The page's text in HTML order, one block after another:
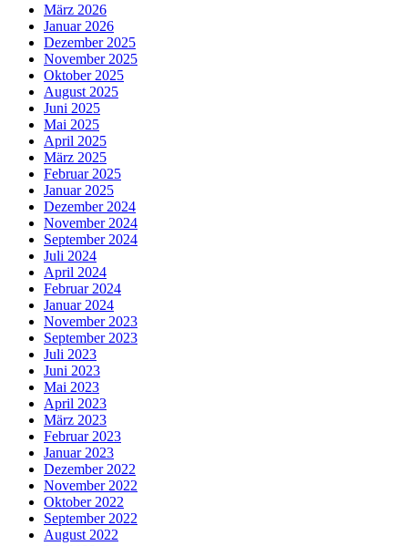
März 2026
Januar 2026
Dezember 2025
November 2025
Oktober 2025
August 2025
Juni 2025
Mai 2025
April 2025
März 2025
Februar 2025
Januar 2025
Dezember 2024
November 2024
September 2024
Juli 2024
April 2024
Februar 2024
Januar 2024
November 2023
September 2023
Juli 2023
Juni 2023
Mai 2023
April 2023
März 2023
Februar 2023
Januar 2023
Dezember 2022
November 2022
Oktober 2022
September 2022
August 2022